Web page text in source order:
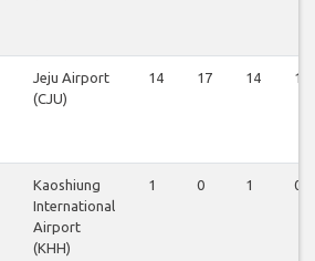
Jeju Airport
(CJU)
14 17 14 16
Kaoshiung
International
Airport
(KHH)
1 0 1 0